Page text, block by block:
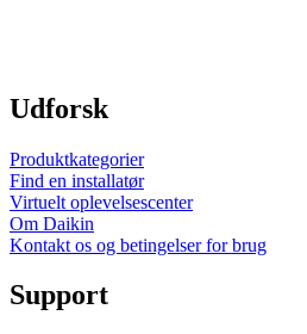
Udforsk
Produktkategorier
Find en installatør
Virtuelt oplevelsescenter
Om Daikin
Kontakt os og betingelser for brug
Support